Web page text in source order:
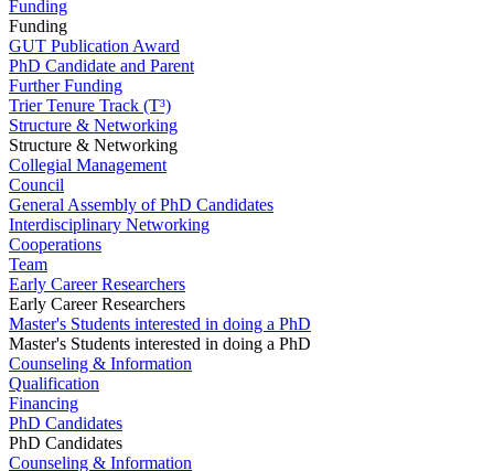
Funding
Funding
GUT Publication Award
PhD Candidate and Parent
Further Funding
Trier Tenure Track (T³)
Structure & Networking
Structure & Networking
Collegial Management
Council
General Assembly of PhD Candidates
Interdisciplinary Networking
Cooperations
Team
Early Career Researchers
Early Career Researchers
Master's Students interested in doing a PhD
Master's Students interested in doing a PhD
Counseling & Information
Qualification
Financing
PhD Candidates
PhD Candidates
Counseling & Information